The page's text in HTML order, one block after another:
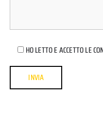
HO LETTO E ACCETTO LE